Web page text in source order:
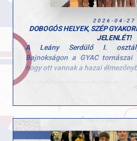
egyéni összetett
ugrás
talaj
Tátrai Karolina
6. egyéni összetett
Scheller Júlia Anna
7. egyéni összetett
6. gerenda
2026-04-27
DOBOGÓS HELYEK, SZÉP
JELENLÉT!
A Leány Serdülő I. osztály
Bajnokságon a GYAC
hogy ott vannak a hazai
Egyéni összetett eredmények:
- Hegedűs Réka 4. hely